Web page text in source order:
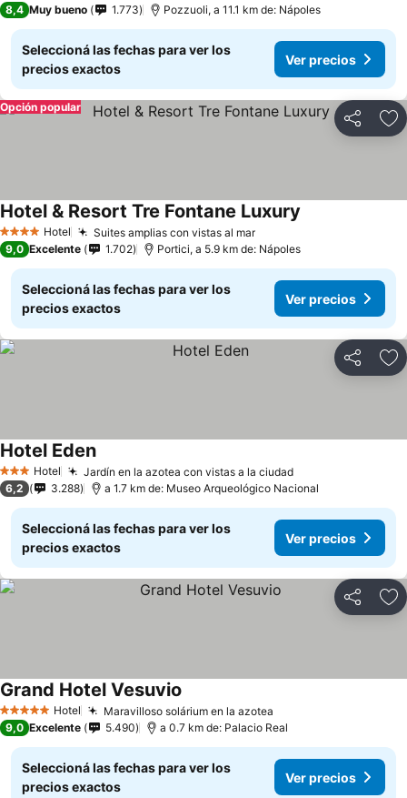
8,4 Muy bueno 1.773 Pozzuoli, a 11.1 km de: Nápoles
Seleccioná las fechas para ver los
precios exactos
Ver precios
Compartir
Opción popular
4 EstrellasHotel Suites amplias con vistas al mar
Hotel & Resort Tre Fontane Luxury
9,0 Excelente 1.702 Portici, a 5.9 km de: Nápoles
Seleccioná las fechas para ver los
precios exactos
Ver precios
Compartir
3 Estrellas
Hotel Jardín en la azotea con vistas a la ciudad
Hotel Eden
6,2 3.288 a 1.7 km de: Museo Arqueológico Nacional
Seleccioná las fechas para ver los
precios exactos
Ver precios
Compartir
5 Estrellas Hotel Maravilloso solárium en la azotea
Grand Hotel Vesuvio
9,0 Excelente 5.490 a 0.7 km de: Palacio Real
Seleccioná las fechas para ver los
precios exactos
Ver precios